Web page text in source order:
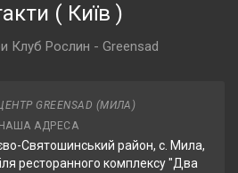
( Київ )
Клуб Рослин - Greensad
GREENSAD (МИЛА)
НАША АДРЕСА
Святошинський район, с. Мила,
ресторанного комплексу "Два